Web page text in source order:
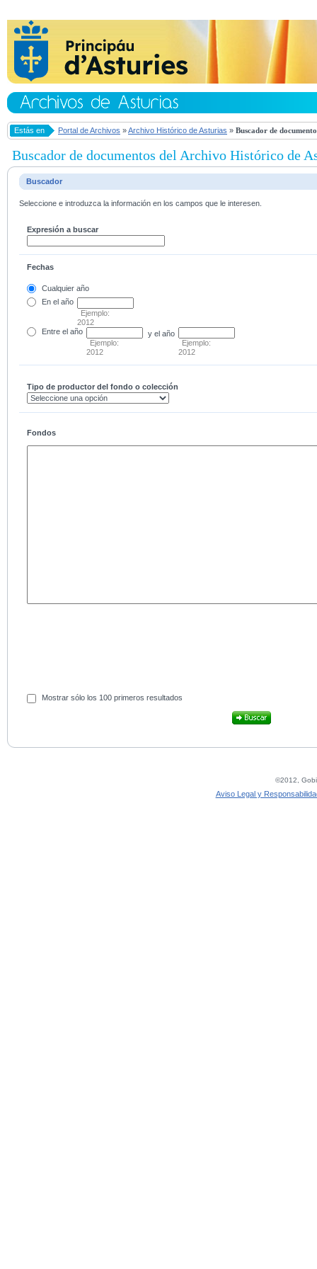
Estás en Portal de Archivos »Archivo Histórico de Asturias » Buscador de
Buscador de documentos del Archivo Histórico de
Buscador
Seleccione e introduzca la información en los campos que le interesen.
Expresión a buscar
Fechas
Cualquier año
En el año
Ejemplo:
2012
Entre el año
Ejemplo:
2012
y el año
Ejemplo:
2012
Tipo de productor del fondo o colección
Fondos
Mostrar sólo los 100 primeros resultados
©2012,
Aviso Legal y